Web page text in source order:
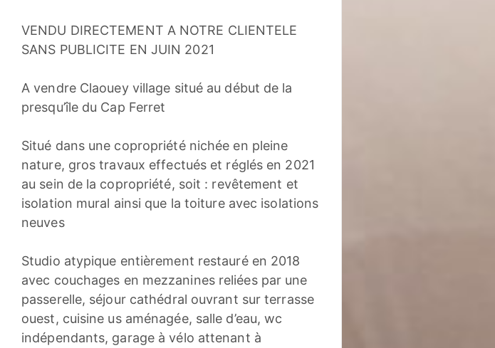
VENDU DIRECTEMENT A NOTRE CLIENTELE
SANS PUBLICITE EN JUIN 2021
A vendre Claouey village situé au début de la
presqu’île du Cap Ferret
Situé dans une copropriété nichée en pleine
nature, gros travaux effectués et réglés en 2021
au sein de la copropriété, soit : revêtement et
isolation mural ainsi que la toiture avec isolations
neuves
Studio atypique entièrement restauré en 2018
avec couchages en mezzanines reliées par une
passerelle, séjour cathédral ouvrant sur terrasse
ouest, cuisine us aménagée, salle d’eau, wc
indépendants, garage à vélo attenant à